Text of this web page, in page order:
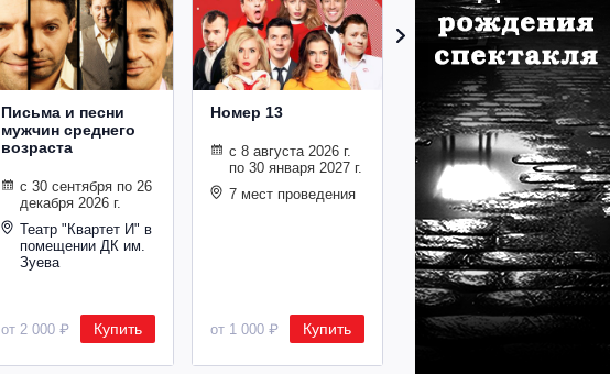
Письма и песни
мужчин среднего
возраста
с 30 сентября по 26
декабря 2026 г.
Театр "Квартет И" в
помещении ДК им.
Зуева
от 2 000 ₽ Купить
Номер 13
с 8 августа 2026 г.
по 30 января 2027 г.
7 мест проведения
от 1 000 ₽ Купить
Все о Золушке
с 21 по 31 января
2027 г.
Московский театр
мюзикла
от 1 000 ₽ Купить